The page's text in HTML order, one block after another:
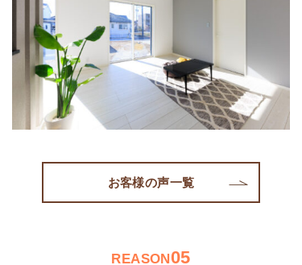
お客様の声一覧
REASON05